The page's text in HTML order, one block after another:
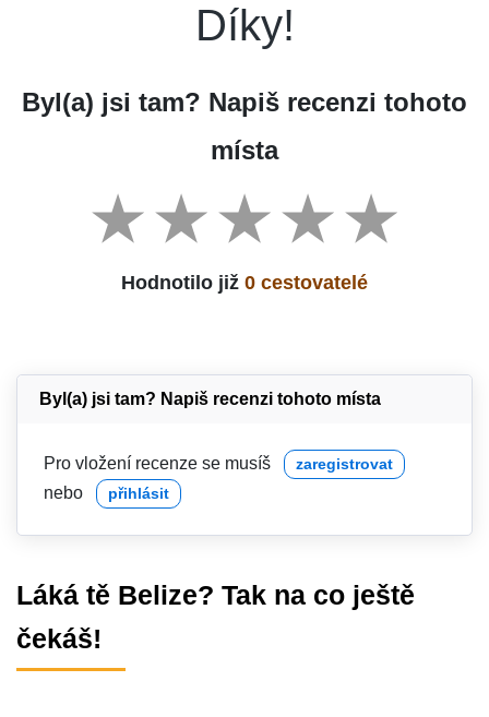
Díky!
Byl(a) jsi tam? Napiš recenzi tohoto
místa
Hodnotilo již 0 cestovatelé
Byl(a) jsi tam? Napiš recenzi tohoto místa
Pro vložení recenze se musíš zaregistrovat
nebo přihlásit
Láká tě Belize? Tak na co ještě
čekáš!